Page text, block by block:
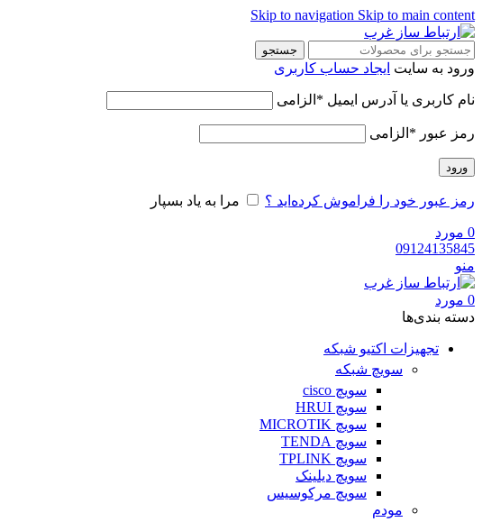
Skip to navigation Skip to main content
جستجو
ورود به سایت ایجاد حساب کاربری
نام کاربری یا آدرس ایمیل * الزامی
رمز عبور * الزامی
ورود
رمز عبور خود را فراموش کرده‌اید ؟ مرا به یاد بسپار
0 مورد
09124135845
منو
0 مورد
دسته‌ بندی‌ها
تجهیزات اکتیو شبکه
سویچ شبکه
سویچ cisco
سویچ HRUI
سویچ MICROTIK
سویچ TENDA
سویچ TPLINK
سویچ دیلینک
سویچ مرکوسیس
مودم